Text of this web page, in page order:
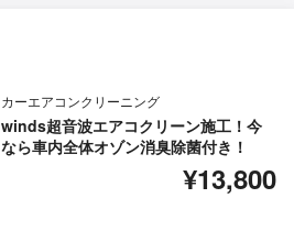
カーエアコンクリーニング
winds超音波エアコクリーン施工！今
なら車内全体オゾン消臭除菌付き！
¥13,800